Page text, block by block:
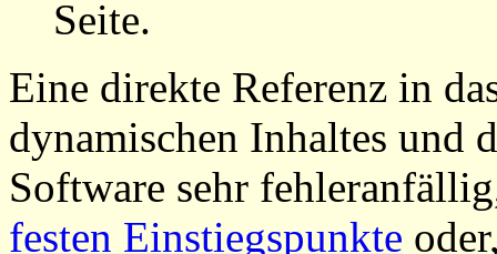
Seite.
Eine direkte Referenz in
dynamischen Inhaltes und
Software sehr
festen Einstiegspunkte